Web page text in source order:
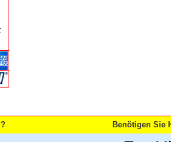
Benötigen Sie